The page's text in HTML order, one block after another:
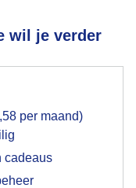
wil je verder
per maand)
cadeaus
weer
voor het
hebt gegeven,
browser waarin